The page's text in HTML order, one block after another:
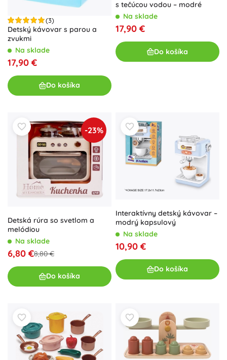
(3)
Detský kávovar s parou a
zvukmi
Na sklade
17,90 €
Do košíka
s tečúcou vodou – modré
Na sklade
17,90 €
Do košíka
-23%
Detská rúra so svetlom a
melódiou
Na sklade
6,80 €8,80 €
Do košíka
Interaktívny detský kávovar –
modrý kapsulový
Na sklade
10,90 €
Do košíka